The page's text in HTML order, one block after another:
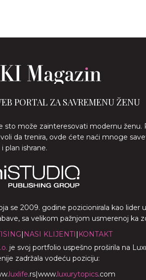
PORTAL ZA SAVREMENU ŽENU
sto može zainteresovati modernu
da trenira, ovde ćete naći mnoge
i plan ishrane.
se 2009. godine pozicionirala kao lider
sa velikom pažnjom usmerenoj ka
| NASI KLIJENTI | KONTAKT
je svoj portfolio uspešno proširila na
zadržala vodeću poziciju:
luxlife.rs|www.luxurytopics.com